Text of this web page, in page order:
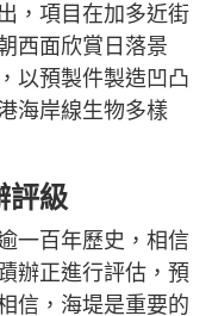
，項目在加多近街
西面欣賞日落景
以預製件製造凹凸
海岸線生物多樣
評級
一百年歷史，相信
辦正進行評估，預
信，海堤是重要的